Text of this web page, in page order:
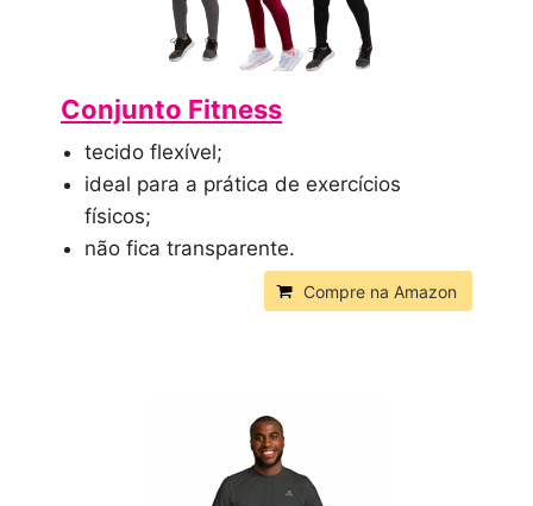
Conjunto Fitness
tecido flexível;
ideal para a prática de exercícios
físicos;
não fica transparente.
Compre na Amazon